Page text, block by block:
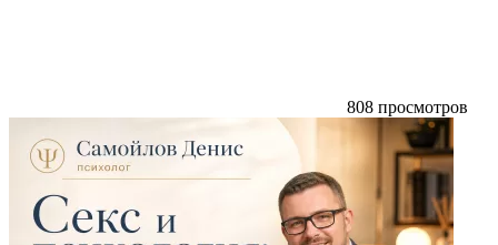
808 просмотров